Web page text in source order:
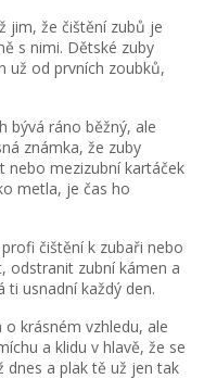
jim, že čištění zubů je
s nimi. Dětské zuby
už od prvních zoubků,
bývá ráno běžný, ale
známka, že zuby
nebo mezizubní kartáček
metla, je čas ho
čištění k zubaři nebo
odstranit zubní kámen a
usnadní každý den.
krásném vzhledu, ale
a klidu v hlavě, že se
dnes a plak tě už jen tak